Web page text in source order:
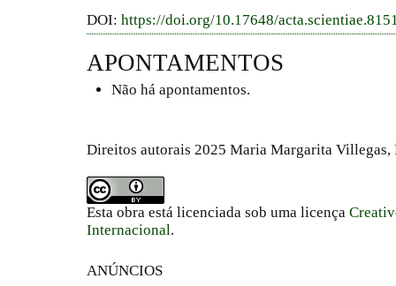
DOI: https://doi.org/10.17648/
APONTAMENTOS
Não há apontamentos.
Direitos autorais 2025 Maria Margarita Villegas,
Esta obra está licenciada sob uma licença
Internacional.
ANÚNCIOS